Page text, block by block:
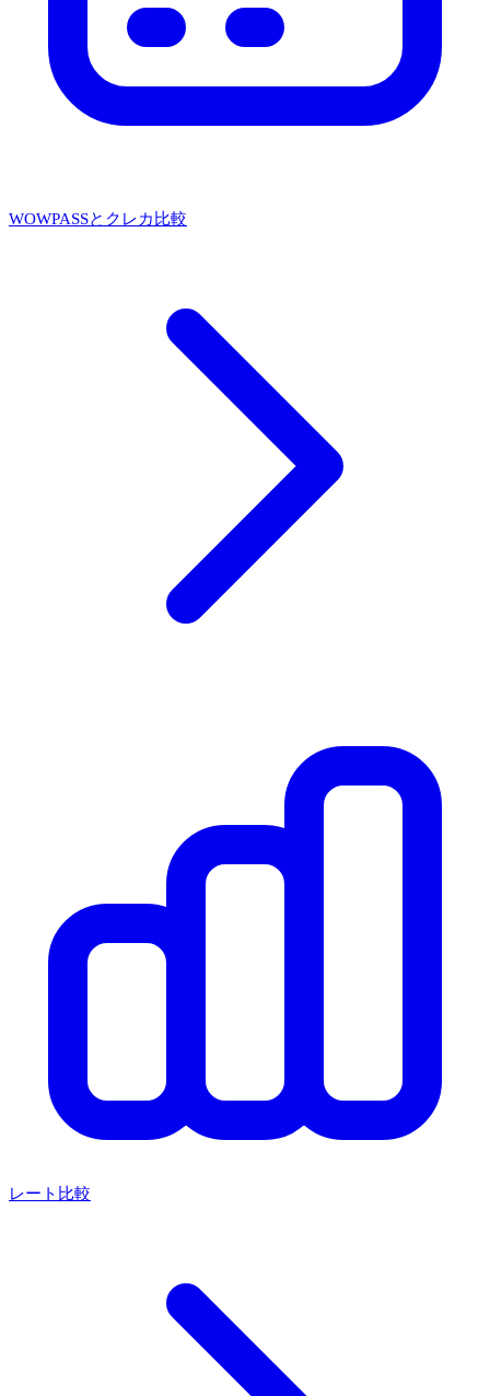
WOWPASSとクレカ比較
レート比較